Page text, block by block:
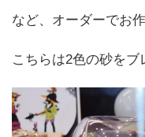
など、オーダーでお
こちらは2色の砂をブ